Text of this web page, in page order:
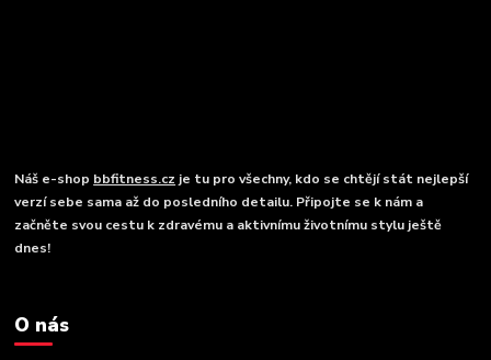
Náš e-shop bbfitness.cz je tu pro všechny, kdo se chtějí stát nejlepší
verzí sebe sama až do posledního detailu. Připojte se k nám a
začněte svou cestu k zdravému a aktivnímu životnímu stylu ještě
dnes!
O nás